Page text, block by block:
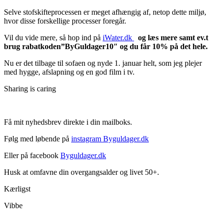
Selve stofskifteprocessen er meget afhængig af, netop dette miljø,
hvor disse forskellige processer foregår.
Vil du vide mere, så hop ind på iWater.dk
og læs mere samt ev.t
brug rabatkoden”ByGuldager10″ og du får 10% på det hele.
Nu er det tilbage til sofaen og nyde 1. januar helt, som jeg plejer
med hygge, afslapning og en god film i tv.
Sharing is caring
Få mit nyhedsbrev direkte i din mailboks.
Følg med løbende på instagram Byguldager.dk
Eller på facebook Byguldager.dk
Husk at omfavne din overgangsalder og livet 50+.
Kærligst
Vibbe